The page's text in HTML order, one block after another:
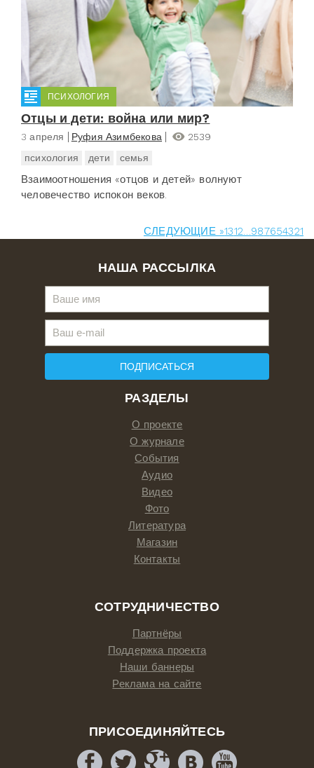
ПСИХОЛОГИЯ
Отцы и дети: война или мир?
3 апреля Руфия Азимбекова
2539
психология
дети семья
Взаимоотношения «отцов и детей» волнуют
человечество испокон веков.
1
2
3
4
5
6
7
8
9
12
13
СЛЕДУЮЩИЕ »
РАЗДЕЛЫ
О проекте
О журнале
События
Аудио
Видео
Фото
Литература
Магазин
Контакты
СОТРУДНИЧЕСТВО
Партнёры
Поддержка проекта
Наши баннеры
Реклама на сайте
ПРИСОЕДИНЯЙТЕСЬ
НАША РАССЫЛКА
ПОДПИСАТЬСЯ